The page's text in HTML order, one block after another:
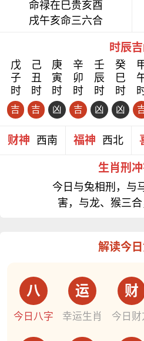
命禄在巳贵亥酉
戌午亥命三六合
时辰
戊
子
时
吉
己
丑
时
吉
庚
寅
时
凶
辛
卯
时
吉
壬
辰
时
凶
癸
巳
时
凶
财神 西南 福神 西北
生肖刑
今日与兔相刑，与
害，与龙、猴三合
解读今
八
今日八字
运
幸运生肖
财
今日财